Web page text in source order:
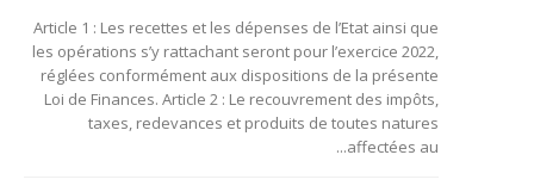
Article 1 : Les recettes et les dépenses de l’Etat ainsi que
les opérations s’y rattachant seront pour l’exercice 2022,
réglées conformément aux dispositions de la présente
Loi de Finances. Article 2 : Le recouvrement des impôts,
taxes, redevances et produits de toutes natures
affectées au...